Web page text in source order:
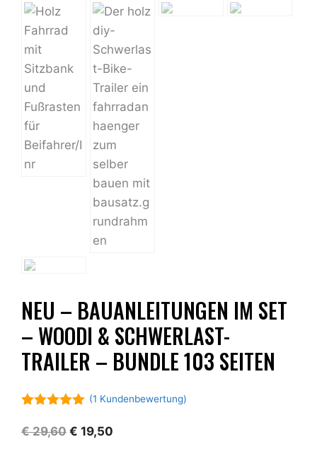
NEU – BAUANLEITUNGEN IM SET
– WOODI & SCHWERLAST-
TRAILER – BUNDLE 103 SEITEN
(1 Kundenbewertung)
€29,60 Ursprünglicher
€ 19,50